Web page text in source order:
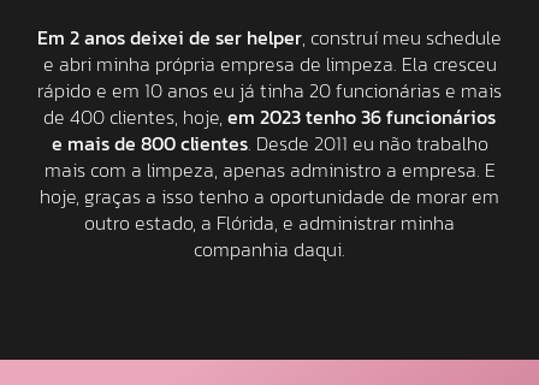
Em 2 anos deixei de ser helper, construí meu schedule
e abri minha própria empresa de limpeza. Ela cresceu
rápido e em 10 anos eu já tinha 20 funcionárias e mais
de 400 clientes, hoje, em 2023 tenho 36 funcionários
e mais de 800 clientes. Desde 2011 eu não trabalho
mais com a limpeza, apenas administro a empresa. E
hoje, graças a isso tenho a oportunidade de morar em
outro estado, a Flórida, e administrar minha
companhia daqui.